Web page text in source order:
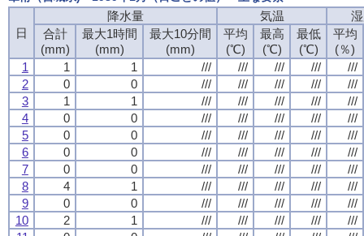
日
降水量 気温
合計
(mm)
最大1時間
(mm)
最大10分間
(mm)
平均
(℃)
最高
(℃)
最低
(℃)
平均
(％)
1
1 1 /// /// /// ///
///
2
0 0 /// /// /// ///
///
3
1 1 /// /// /// ///
///
4
0 0 /// /// /// ///
///
5
0 0 /// /// /// ///
///
6
0 0 /// /// /// ///
///
7
0 0 /// /// /// ///
///
8
4 1 /// /// /// ///
///
9
0 0 /// /// /// ///
///
10
2 1 /// /// /// ///
///